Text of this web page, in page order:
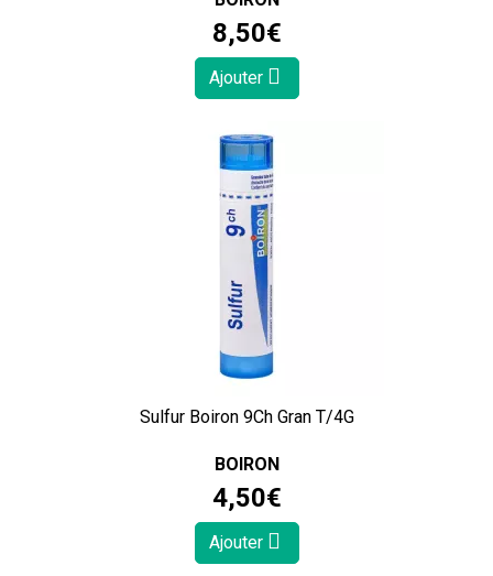
8,50€
Ajouter
Sulfur Boiron 9Ch Gran T/4G
BOIRON
4,50€
Ajouter